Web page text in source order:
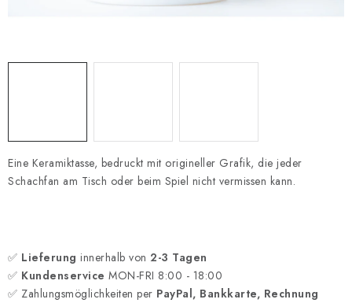
Geschäftsbedingungen
Eine Keramiktasse, bedruckt mit origineller Grafik, die jeder
Schachfan am Tisch oder beim Spiel nicht vermissen kann.
✅ Lieferung innerhalb von 2-3 Tagen
✅ Kundenservice MON-FRI 8:00 - 18:00
✅ Zahlungsmöglichkeiten per PayPal, Bankkarte, Rechnung